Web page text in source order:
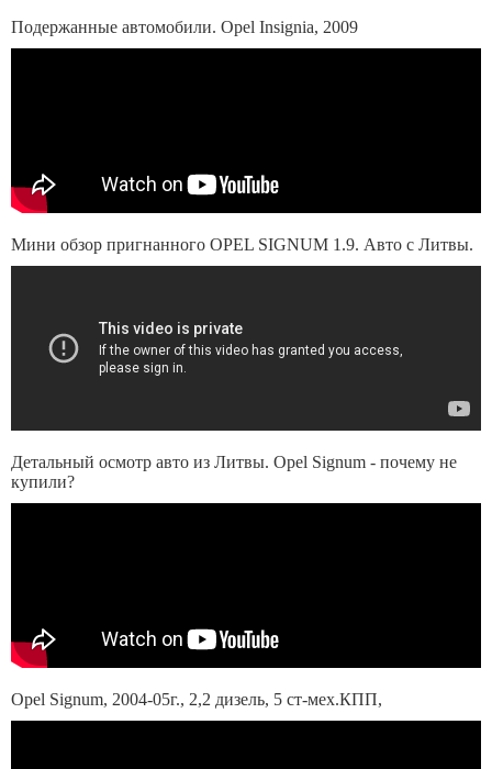
Подержанные автомобили. Opel Insignia, 2009
Мини обзор пригнанного OPEL SIGNUM 1.9. Авто с Литвы.
Детальный осмотр авто из Литвы. Opel Signum - почему не
купили?
Opel Signum, 2004-05г., 2,2 дизель, 5 ст-мех.КПП,